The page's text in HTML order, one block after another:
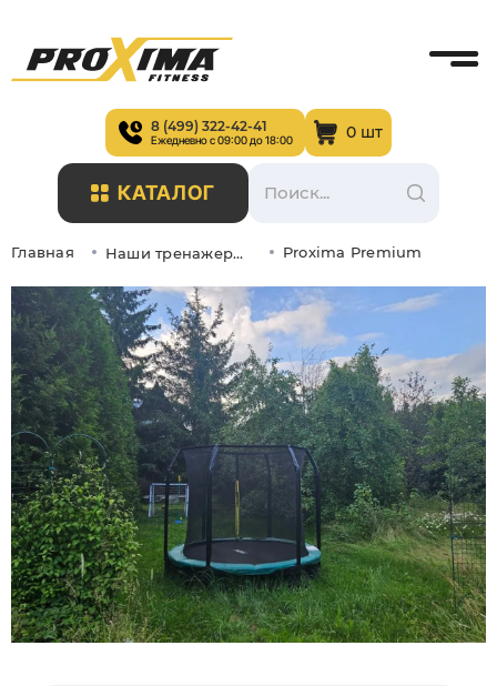
8 (499) 322-42-41
Ежедневно с 09:00 до 18:00 0 шт
КАТАЛОГ
Главная Наши тренажеры в интерьере Proxima Premium